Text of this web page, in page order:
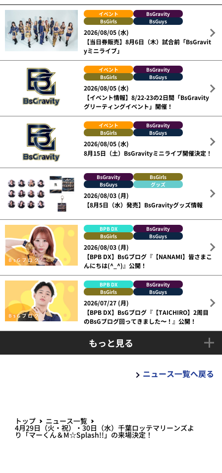
イベント
BsGravity
BsGirls
BsGuys
2026/08/05 (水)
【当日券販売】8月6日（木）試合前「BsGravit
yミニライブ」
イベント
BsGravity
BsGirls
BsGuys
2026/08/05 (水)
【イベント情報】8/22-23の2日間「BsGravity
グリーティングイベント」開催！
イベント
BsGravity
BsGirls
BsGuys
2026/08/05 (水)
8月15日（土）BsGravityミニライブ開催決定！
BsGravity
BsGirls
BsGuys
グッズ
2026/08/03 (月)
【8月5日（水）発売】BsGravityグッズ情報
BPB DX
BsGravity
BsGirls
BsGuys
2026/08/03 (月)
【BPB DX】BsGブログ『【NANAMI】皆さまこ
んにちは(^_^)』公開！
BPB DX
BsGravity
BsGirls
BsGuys
2026/07/27 (月)
【BPB DX】BsGブログ『【TAICHIRO】2周目
のBsGブログ回ってきました〜！』公開！
もっと見る
ニュース一覧へ戻る
トップ ニュース一覧
4月29日（火・祝）・30日（水）千葉ロッテマリーンズよ
り「マーくん＆M☆Splash!!」の来場決定！